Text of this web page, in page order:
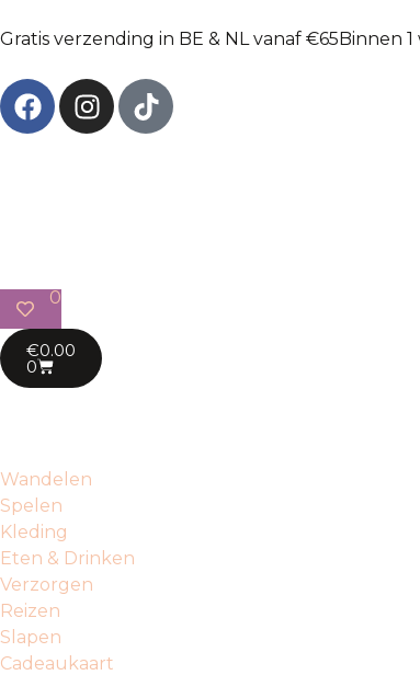
Gratis verzending in BE & NL vanaf €65Binnen
0
€0.00
0
Wandelen
Spelen
Kleding
Eten & Drinken
Verzorgen
Reizen
Slapen
Cadeaukaart